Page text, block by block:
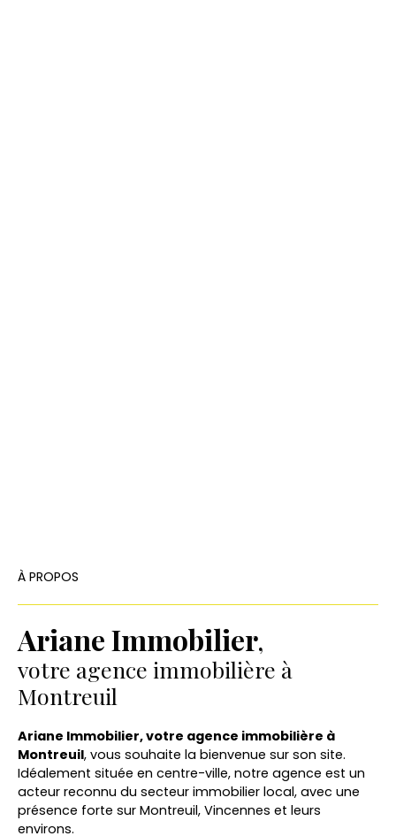
À PROPOS
Ariane Immobilier,
votre agence immobilière à
Montreuil
Ariane Immobilier, votre agence immobilière à
Montreuil, vous souhaite la bienvenue sur son site.
Idéalement située en centre-ville, notre agence est un
acteur reconnu du secteur immobilier local, avec une
présence forte sur Montreuil, Vincennes et leurs
environs.